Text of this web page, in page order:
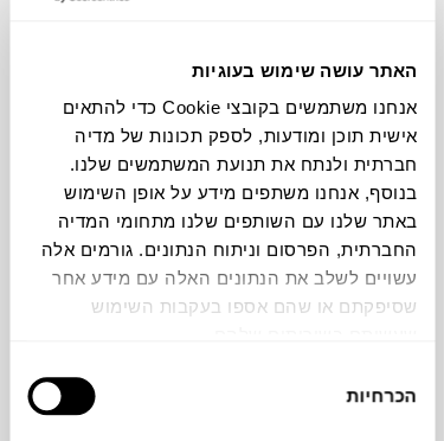
האתר עושה שימוש בעוגיות
אנחנו משתמשים בקובצי Cookie כדי להתאים
אישית תוכן ומודעות, לספק תכונות של מדיה
חברתית ולנתח את תנועת המשתמשים שלנו.
בנוסף, אנחנו משתפים מידע על אופן השימוש
באתר שלנו עם השותפים שלנו מתחומי המדיה
החברתית, הפרסום וניתוח הנתונים. גורמים אלה
עשויים לשלב את הנתונים האלה עם מידע אחר
שסיפקתם או שהם אספו בעקבות השימוש
הסכמה
הכרחיות
להדמיית AI Design
תוכלו למצוא אותי ב:
צבעים